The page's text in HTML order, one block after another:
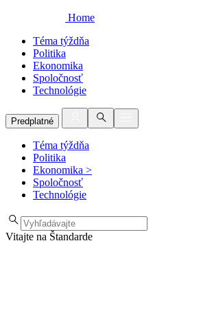
Home
Téma týždňa
Politika
Ekonomika
Spoločnosť
Technológie
Predplatné
Téma týždňa
Politika
Ekonomika >
Spoločnosť
Technológie
Vitajte na Štandarde